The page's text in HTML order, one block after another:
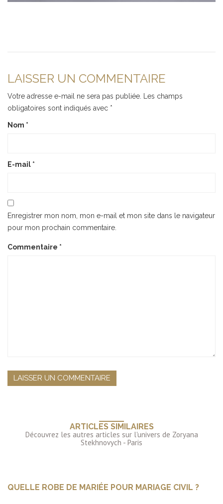
LAISSER UN COMMENTAIRE
Votre adresse e-mail ne sera pas publiée. Les champs
obligatoires sont indiqués avec *
Nom *
E-mail *
Enregistrer mon nom, mon e-mail et mon site dans le navigateur
pour mon prochain commentaire.
Commentaire *
ARTICLES SIMILAIRES
QUELLE ROBE DE MARIÉE POUR MARIAGE CIVIL ?